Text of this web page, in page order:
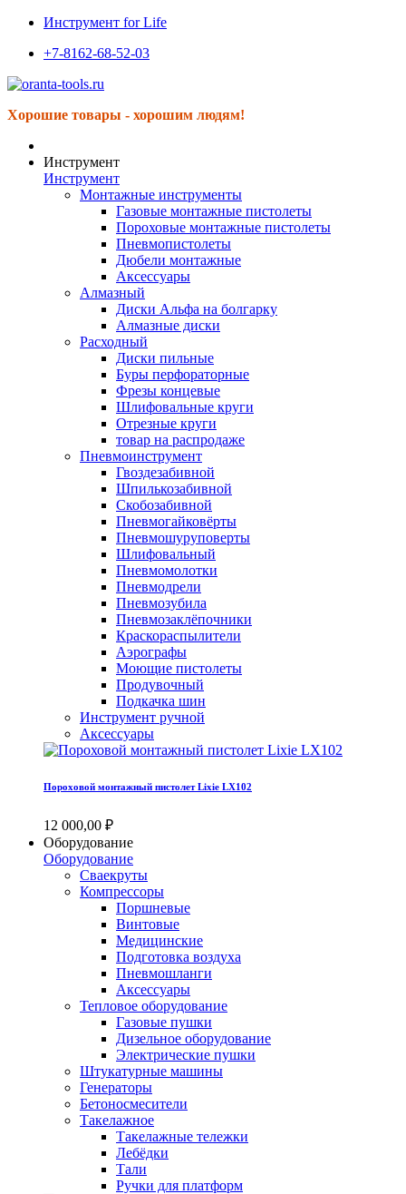
Инструмент for Life
+7-8162-68-52-03
Хорошие товары - хорошим людям!
Инструмент
Инструмент
Монтажные инструменты
Газовые монтажные пистолеты
Пороховые монтажные пистолеты
Пневмопистолеты
Дюбели монтажные
Аксессуары
Алмазный
Диски Альфа на болгарку
Алмазные диски
Расходный
Диски пильные
Буры перфораторные
Фрезы концевые
Шлифовальные круги
Отрезные круги
товар на распродаже
Пневмоинструмент
Гвоздезабивной
Шпилькозабивной
Скобозабивной
Пневмогайковёрты
Пневмошуруповерты
Шлифовальный
Пневмомолотки
Пневмодрели
Пневмозубила
Пневмозаклёпочники
Краскораспылители
Аэрографы
Моющие пистолеты
Продувочный
Подкачка шин
Инструмент ручной
Аксессуары
Пороховой монтажный пистолет Lixie LX102
12 000,00 ₽
Оборудование
Оборудование
Сваекруты
Компрессоры
Поршневые
Винтовые
Медицинские
Подготовка воздуха
Пневмошланги
Аксессуары
Тепловое оборудование
Газовые пушки
Дизельное оборудование
Электрические пушки
Штукатурные машины
Генераторы
Бетоносмесители
Такелажное
Такелажные тележки
Лебёдки
Тали
Ручки для платформ